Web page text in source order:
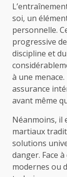
soi, un
personnelle.
progressive
discipline et
à une
assurance
avant même
Néanmoins, il
martiaux
solutions
danger. Face
modernes ou